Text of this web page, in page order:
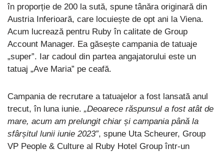
în proporție de 200 la sută, spune tânăra originară din
Austria Inferioară, care locuiește de opt ani la Viena.
Acum lucrează pentru Ruby în calitate de Group
Account Manager. Ea găsește campania de tatuaje
„super”. Iar cadoul din partea angajatorului este un
tatuaj „Ave Maria” pe ceafă.
Campania de recrutare a tatuajelor a fost lansată anul
trecut, în luna iunie. „Deoarece răspunsul a fost atât de
mare, acum am prelungit chiar și campania până la
sfârșitul lunii iunie 2023”, spune Uta Scheurer, Group
VP People & Culture al Ruby Hotel Group într-un